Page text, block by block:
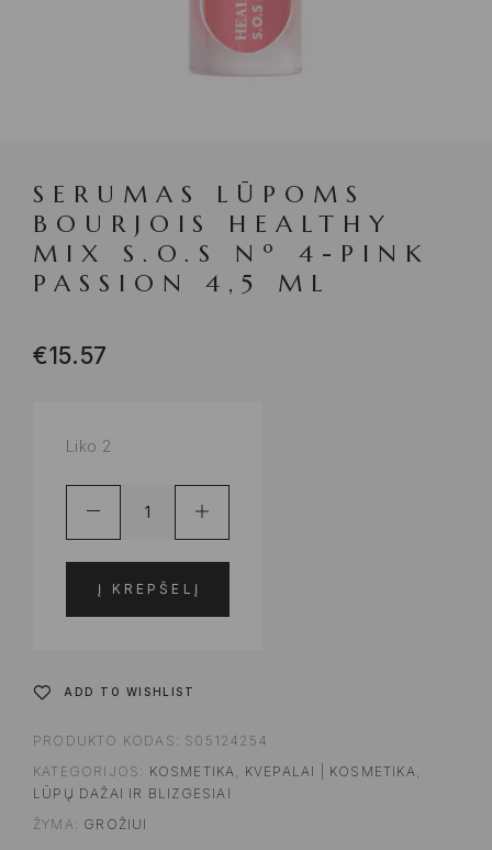
SERUMAS LŪPOMS
BOURJOIS HEALTHY
MIX S.O.S Nº 4-PINK
PASSION 4,5 ML
€15.57
Liko 2
Į KREPŠELĮ
ADD TO WISHLIST
PRODUKTO KODAS: S05124254
KATEGORIJOS: KOSMETIKA, KVEPALAI | KOSMETIKA,
LŪPŲ DAŽAI IR BLIZGESIAI
ŽYMA: GROŽIUI